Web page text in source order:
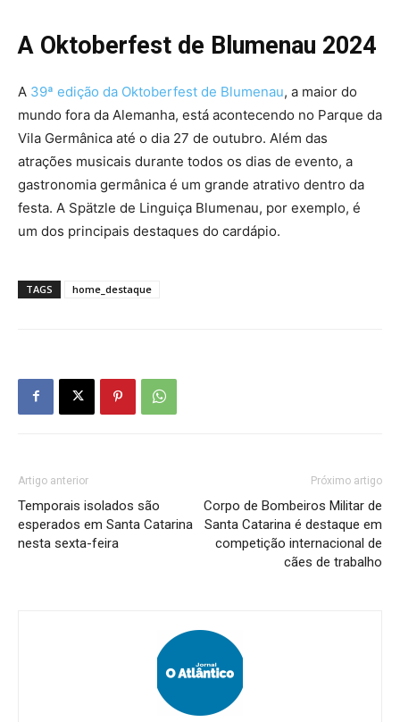
A Oktoberfest de Blumenau 2024
A 39ª edição da Oktoberfest de Blumenau, a maior do
mundo fora da Alemanha, está acontecendo no Parque da
Vila Germânica até o dia 27 de outubro. Além das
atrações musicais durante todos os dias de evento, a
gastronomia germânica é um grande atrativo dentro da
festa. A Spätzle de Linguiça Blumenau, por exemplo, é
um dos principais destaques do cardápio.
TAGS home_destaque
Artigo anterior
Temporais isolados são
esperados em Santa Catarina
nesta sexta-feira
Próximo artigo
Corpo de Bombeiros Militar de
Santa Catarina é destaque em
competição internacional de
cães de trabalho